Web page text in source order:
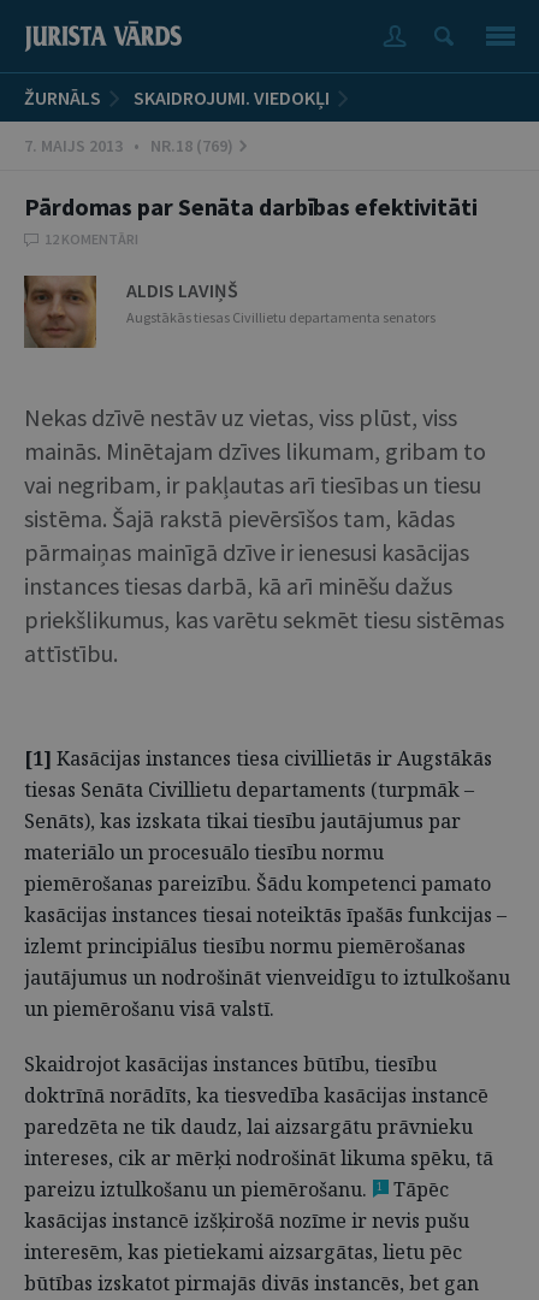
ŽURNĀLS SKAIDROJUMI. VIEDOKĻI
7. MAIJS 2013 • NR.18 (769)
Pārdomas par Senāta darbības efektivitāti
12 KOMENTĀRI
ALDIS LAVIŅŠ
Augstākās tiesas Civillietu departamenta senators
Nekas dzīvē nestāv uz vietas, viss plūst, viss
mainās. Minētajam dzīves likumam, gribam to
vai negribam, ir pakļautas arī tiesības un tiesu
sistēma. Šajā rakstā pievērsīšos tam, kādas
pārmaiņas mainīgā dzīve ir ienesusi kasācijas
instances tiesas darbā, kā arī minēšu dažus
priekšlikumus, kas varētu sekmēt tiesu sistēmas
attīstību.
[1] Kasācijas instances tiesa civillietās ir Augstākās
tiesas Senāta Civillietu departaments (turpmāk –
Senāts), kas izskata tikai tiesību jautājumus par
materiālo un procesuālo tiesību normu
piemērošanas pareizību. Šādu kompetenci pamato
kasācijas instances tiesai noteiktās īpašās funkcijas –
izlemt principiālus tiesību normu piemērošanas
jautājumus un nodrošināt vienveidīgu to iztulkošanu
un piemērošanu visā valstī.
Skaidrojot kasācijas instances būtību, tiesību
doktrīnā norādīts, ka tiesvedība kasācijas instancē
paredzēta ne tik daudz, lai aizsargātu prāvnieku
intereses, cik ar mērķi nodrošināt likuma spēku, tā
pareizu iztulkošanu un piemērošanu.
1
Tāpēc
kasācijas instancē izšķirošā nozīme ir nevis pušu
interesēm, kas pietiekami aizsargātas, lietu pēc
būtības izskatot pirmajās divās instancēs, bet gan